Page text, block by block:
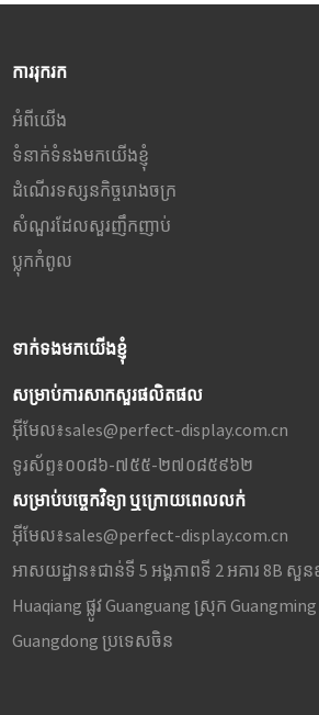
ការរុករក
អំពីយើង
ទំនាក់ទំនងមកយើងខ្ញុំ
ដំណើរទស្សនកិច្ចរោងចក្រ
សំណួរដែលសួរញឹកញាប់
ប្លុក​កំពូល
ទាក់ទងមកយើងខ្ញុំ
សម្រាប់ការសាកសួរផលិតផល
អ៊ីមែល៖sales@perfect-display.com.cn
ទូរស័ព្ទ៖០០៨៦-៧៥៥-២៧០៨៥៩៦២
សម្រាប់បច្ចេកវិទ្យា ឬក្រោយពេលលក់
អ៊ីមែល៖sales@perfect-display.com.cn
អាសយដ្ឋាន៖ជាន់ទី 5 អង្គភាពទី 2 អគារ 8B សួន
Huaqiang ផ្លូវ Guanguang ស្រុក Guangming
Guangdong ប្រទេសចិន